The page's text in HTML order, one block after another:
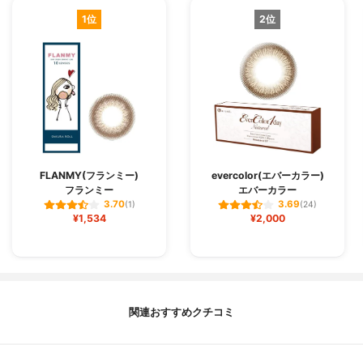
1位
FLANMY(フランミー)
フランミー
3.70(1)
¥1,534
2位
evercolor(エバーカラー)
エバーカラー
3.69(24)
¥2,000
関連おすすめクチコミ